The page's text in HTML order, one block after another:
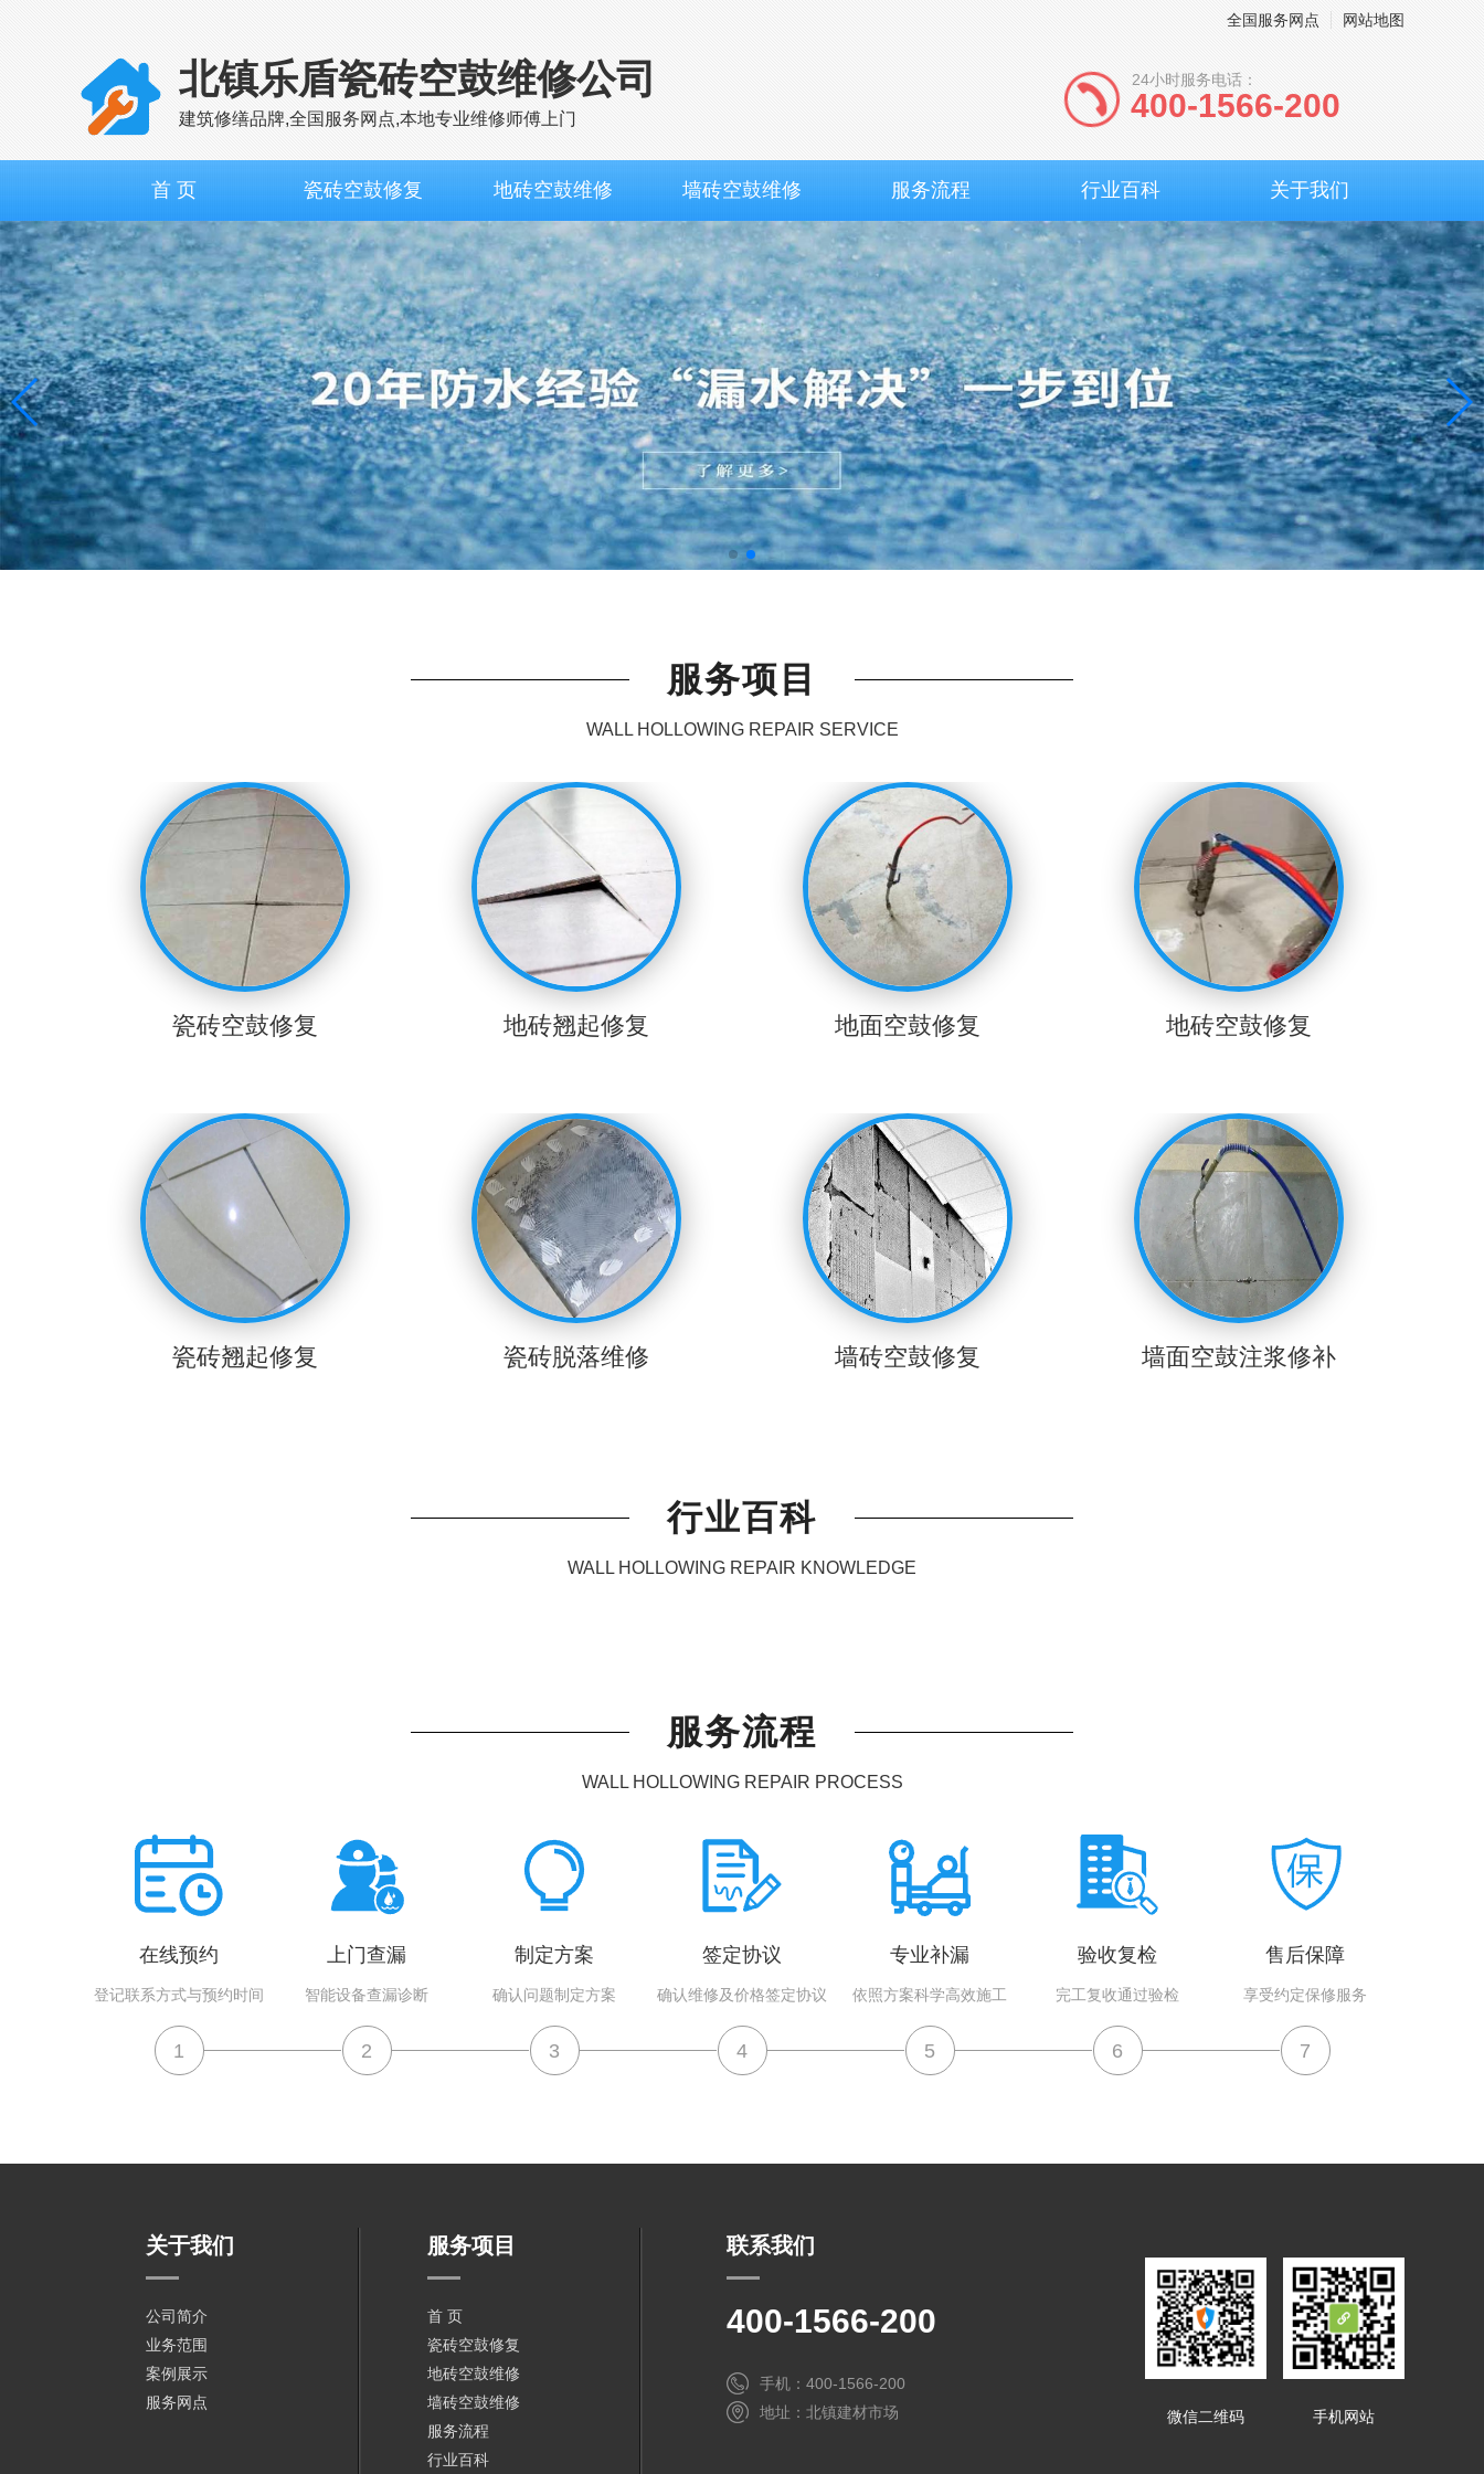
全国服务网点 网站地图
北镇乐盾瓷砖空鼓维修公司
建筑修缮品牌,全国服务网点,本地专业维修师傅上门
24小时服务电话：
400-1566-200
首 页 瓷砖空鼓修复 地砖空鼓维修 墙砖空鼓维修 服务流程 行业百科 关于我们
服务项目
WALL HOLLOWING REPAIR SERVICE
瓷砖空鼓修复 地砖翘起修复 地面空鼓修复 地砖空鼓修复
瓷砖翘起修复 瓷砖脱落维修 墙砖空鼓修复 墙面空鼓注浆修补
行业百科
WALL HOLLOWING REPAIR KNOWLEDGE
服务流程
WALL HOLLOWING REPAIR PROCESS
在线预约
登记联系方式与预约时间
上门查漏
智能设备查漏诊断
制定方案
确认问题制定方案
签定协议
确认维修及价格签定协议
专业补漏
依照方案科学高效施工
验收复检
完工复收通过验检
售后保障
享受约定保修服务
1 2 3 4 5 6 7
关于我们
公司简介
业务范围
案例展示
服务网点
服务项目
首 页
瓷砖空鼓修复
地砖空鼓维修
墙砖空鼓维修
服务流程
行业百科
联系我们
400-1566-200
手机：400-1566-200
地址：北镇建材市场
微信二维码 手机网站